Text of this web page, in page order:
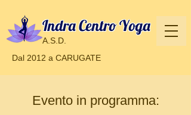
Indra Centro Yoga
A.S.D.
Dal 2012 a CARUGATE
Evento in programma: